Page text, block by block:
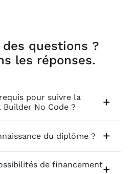
des questions ?
les réponses.
pour suivre la
No Code ?
du diplôme ?
de financement